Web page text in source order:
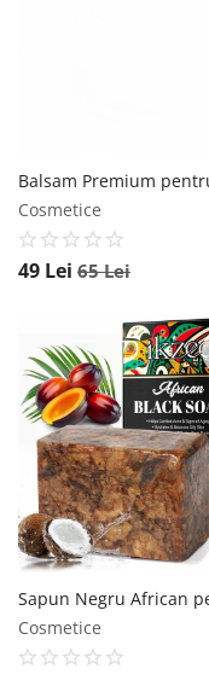
Cosmetice
49 Lei 65Lei
Cosmetice